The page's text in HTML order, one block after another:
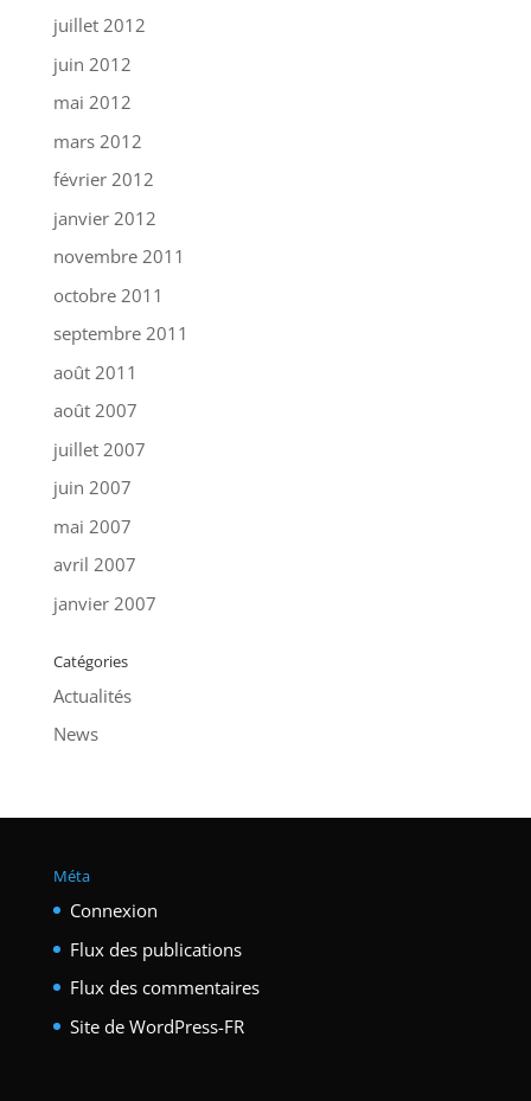
juillet 2012
juin 2012
mai 2012
mars 2012
février 2012
janvier 2012
novembre 2011
octobre 2011
septembre 2011
août 2011
août 2007
juillet 2007
juin 2007
mai 2007
avril 2007
janvier 2007
Catégories
Actualités
News
Méta
Connexion
Flux des publications
Flux des commentaires
Site de WordPress-FR